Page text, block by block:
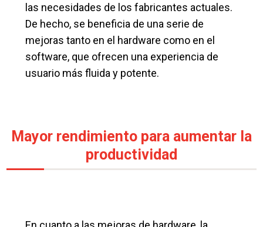
las necesidades de los fabricantes actuales.
De hecho, se beneficia de una serie de
mejoras tanto en el hardware como en el
software, que ofrecen una experiencia de
usuario más fluida y potente.
Mayor rendimiento para aumentar la
productividad